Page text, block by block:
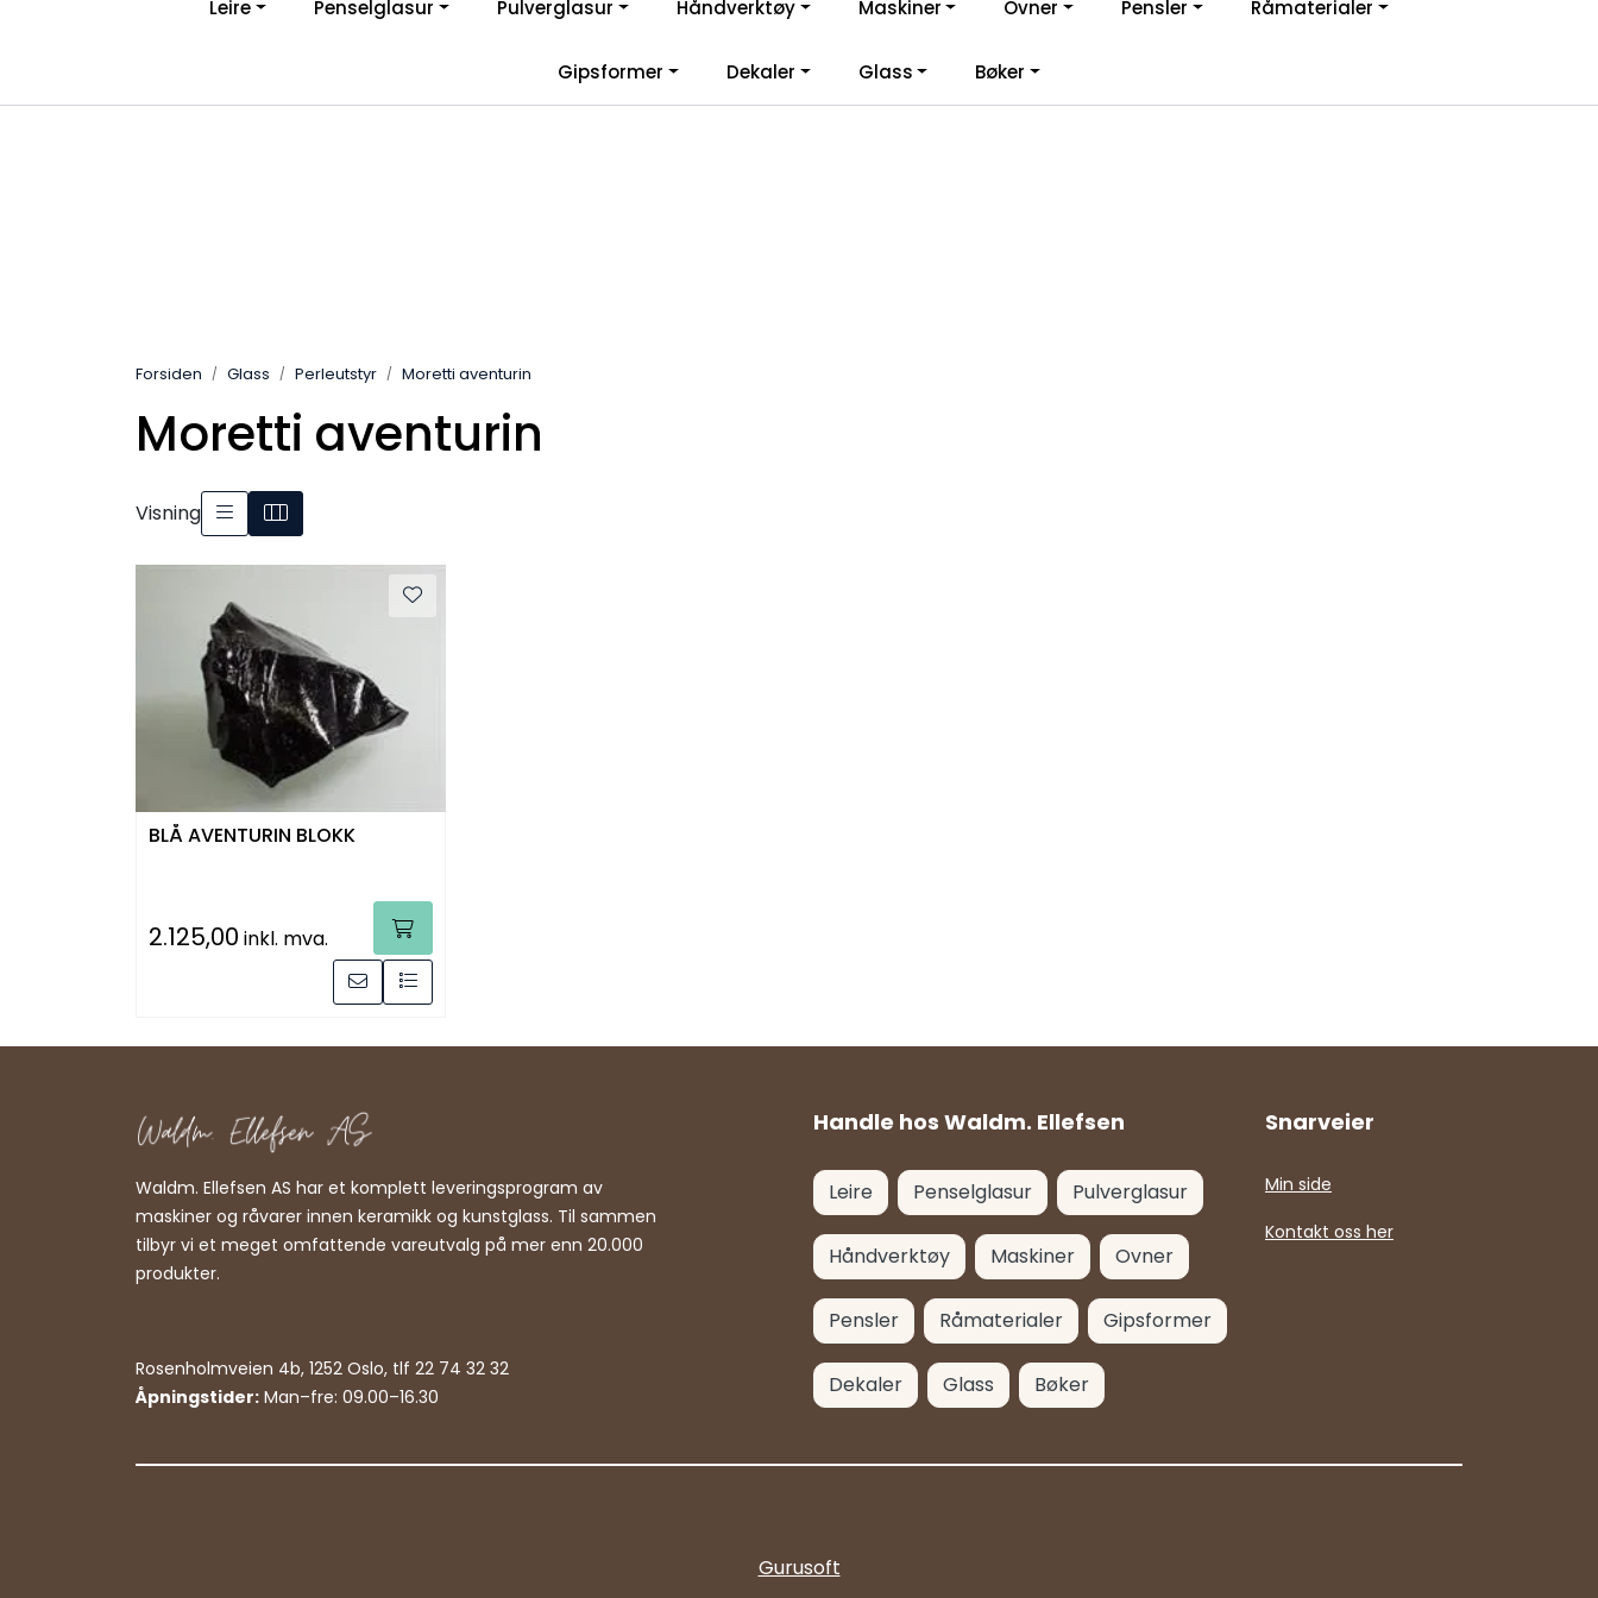
Velkommen til vår nye nettbutikk! Besøk Min side for mer informasjon
Leire Penselglasur Pulverglasur Håndverktøy Maskiner Ovner Pensler Råmaterialer
Gipsformer Dekaler Glass Bøker
Forsiden Glass Perleutstyr Moretti aventurin
Moretti aventurin
Visning
BLÅ AVENTURIN BLOKK
2.125,00 inkl. mva.
Handle hos Waldm. Ellefsen
Waldm. Ellefsen AS har et komplett leveringsprogram av
maskiner og råvarer innen keramikk og kunstglass. Til sammen
tilbyr vi et meget omfattende vareutvalg på mer enn 20.000
produkter.
Rosenholmveien 4b, 1252 Oslo, tlf 22 74 32 32
Åpningstider: Man–fre: 09.00–16.30
Leire Penselglasur Pulverglasur
Håndverktøy Maskiner Ovner
Pensler Råmaterialer Gipsformer
Dekaler Glass Bøker
Snarveier
Min side
Kontakt oss her
Gurusoft